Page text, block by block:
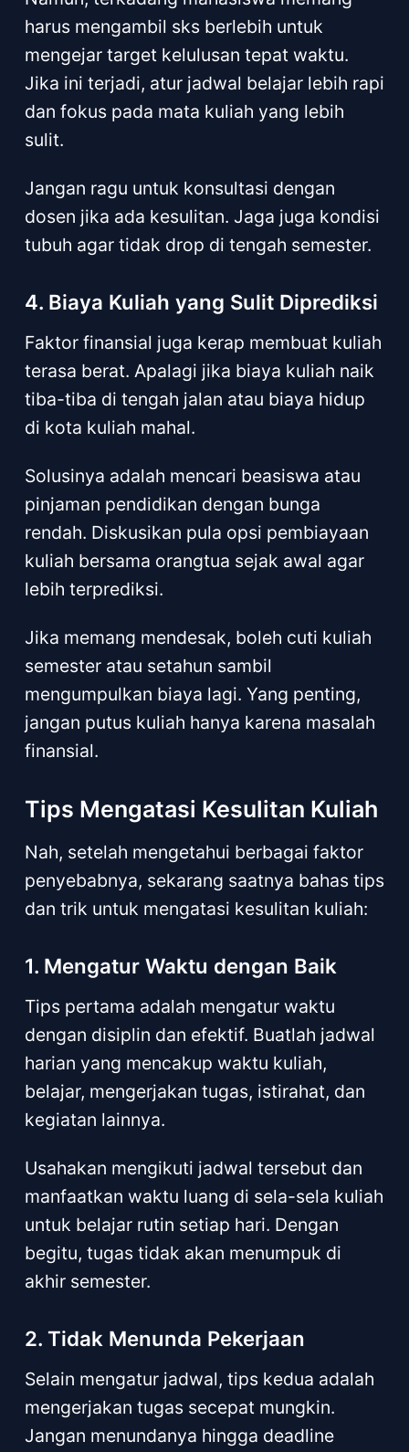
harus mengambil sks berlebih untuk
mengejar target kelulusan tepat waktu.
Jika ini terjadi, atur jadwal belajar lebih rapi
dan fokus pada mata kuliah yang lebih
sulit.
Jangan ragu untuk konsultasi dengan
dosen jika ada kesulitan. Jaga juga kondisi
tubuh agar tidak drop di tengah semester.
4. Biaya Kuliah yang Sulit Diprediksi
Faktor finansial juga kerap membuat kuliah
terasa berat. Apalagi jika biaya kuliah naik
tiba-tiba di tengah jalan atau biaya hidup
di kota kuliah mahal.
Solusinya adalah mencari beasiswa atau
pinjaman pendidikan dengan bunga
rendah. Diskusikan pula opsi pembiayaan
kuliah bersama orangtua sejak awal agar
lebih terprediksi.
Jika memang mendesak, boleh cuti kuliah
semester atau setahun sambil
mengumpulkan biaya lagi. Yang penting,
jangan putus kuliah hanya karena masalah
finansial.
Tips Mengatasi Kesulitan Kuliah
Nah, setelah mengetahui berbagai faktor
penyebabnya, sekarang saatnya bahas tips
dan trik untuk mengatasi kesulitan kuliah:
1. Mengatur Waktu dengan Baik
Tips pertama adalah mengatur waktu
dengan disiplin dan efektif. Buatlah jadwal
harian yang mencakup waktu kuliah,
belajar, mengerjakan tugas, istirahat, dan
kegiatan lainnya.
Usahakan mengikuti jadwal tersebut dan
manfaatkan waktu luang di sela-sela kuliah
untuk belajar rutin setiap hari. Dengan
begitu, tugas tidak akan menumpuk di
akhir semester.
2. Tidak Menunda Pekerjaan
Selain mengatur jadwal, tips kedua adalah
mengerjakan tugas secepat mungkin.
Jangan menundanya hingga deadline